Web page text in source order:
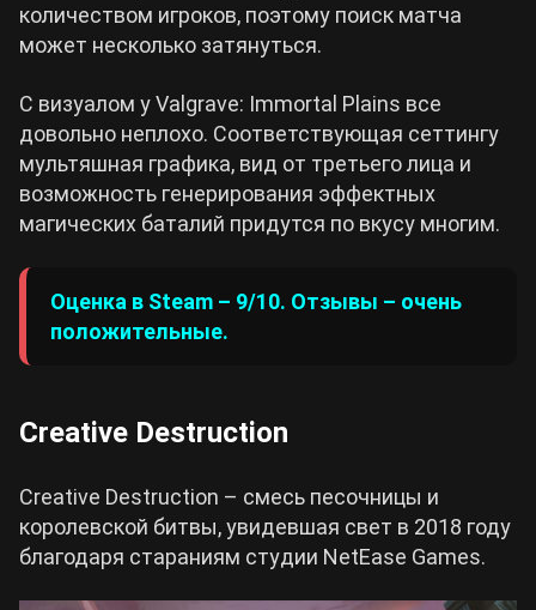
количеством игроков, поэтому поиск матча
может несколько затянуться.
С визуалом у Valgrave: Immortal Plains все
довольно неплохо. Соответствующая сеттингу
мультяшная графика, вид от третьего лица и
возможность генерирования эффектных
магических баталий придутся по вкусу многим.
Оценка в Steam – 9/10. Отзывы – очень
положительные.
Creative Destruction
Creative Destruction – смесь песочницы и
королевской битвы, увидевшая свет в 2018 году
благодаря стараниям студии NetEase Games.